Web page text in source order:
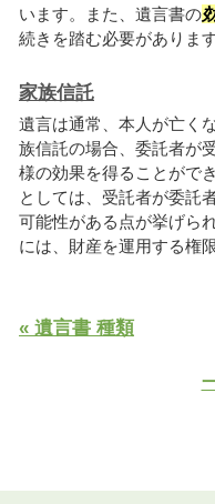
います。また、遺言書の
続きを踏む必要があります
家族信託
遺言は通常、本人が亡く
族信託の場合、委託者が
様の効果を得ることがで
としては、受託者が委託
可能性がある点が挙げら
には、財産を運用する権
« 遺言書 種類